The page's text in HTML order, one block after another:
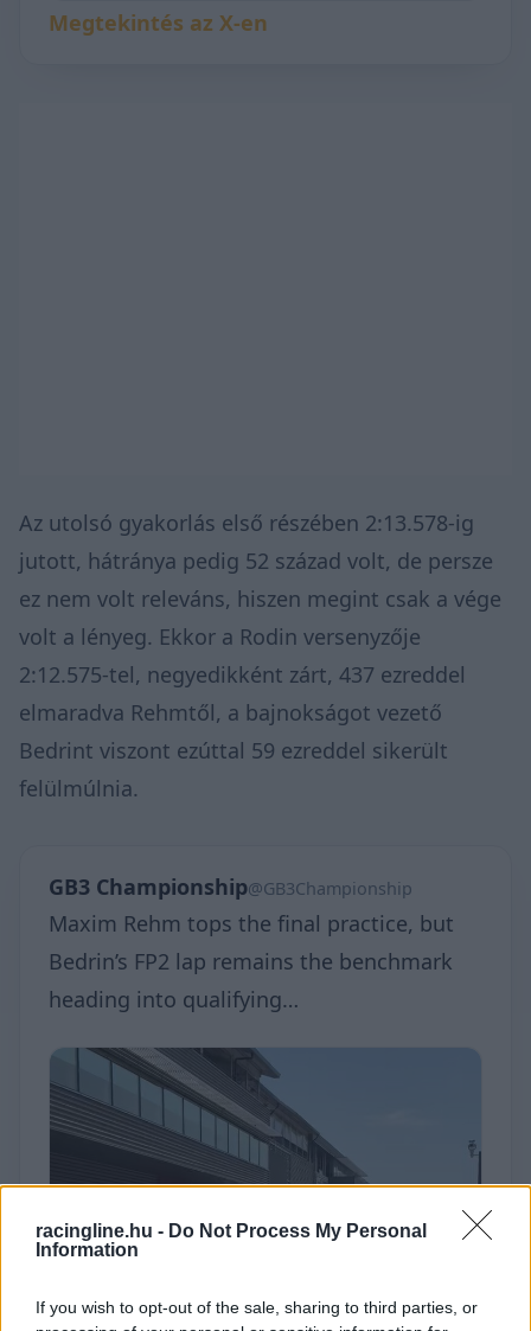
racingline.hu - Do Not Process My Personal
Information
If you wish to opt-out of the sale, sharing to third parties, or
Megtekintés az X-en
Az utolsó gyakorlás első részében 2:13.578-ig
jutott, hátránya pedig 52 század volt, de persze
ez nem volt releváns, hiszen megint csak a vége
volt a lényeg. Ekkor a Rodin versenyzője
2:12.575-tel, negyedikként zárt, 437 ezreddel
elmaradva Rehmtől, a bajnokságot vezető
Bedrint viszont ezúttal 59 ezreddel sikerült
felülmúlnia.
GB3 Championship@GB3Championship
Maxim Rehm tops the final practice, but
Bedrin’s FP2 lap remains the benchmark
heading into qualifying…
▶